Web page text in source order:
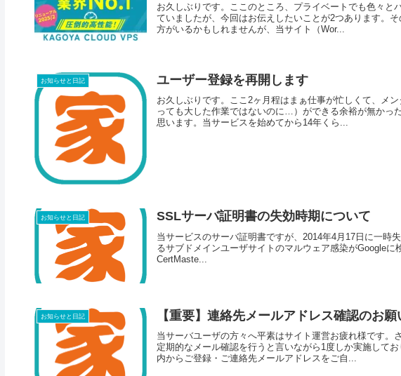
お久しぶりです。ここのところ、プライベートでも色々と
ていましたが、今回はお伝えしたいことが2つあります。
方がいるかもしれませんが、当サイト（Wor...
お知らせと日記 ユーザー登録を再開します
お久しぶりです。ここ2ヶ月程はまぁ仕事が忙しくて、メ
っても大した作業ではないのに…）ができる余裕が無かっ
思います。当サービスを始めてから14年くら...
お知らせと日記 SSLサーバ証明書の失効時期について
当サービスのサーバ証明書ですが、2014年4月17日に一時
るサブドメインユーザサイトのマルウェア感染がGoogle
CertMaste...
お知らせと日記 【重要】連絡先メールアドレス確認のお願
当サーバユーザの方々へ平素はサイト運営お疲れ様です。
定期的なメール確認を行うと言いながら1度しか実施して
内からご登録・ご連絡先メールアドレスをご自...